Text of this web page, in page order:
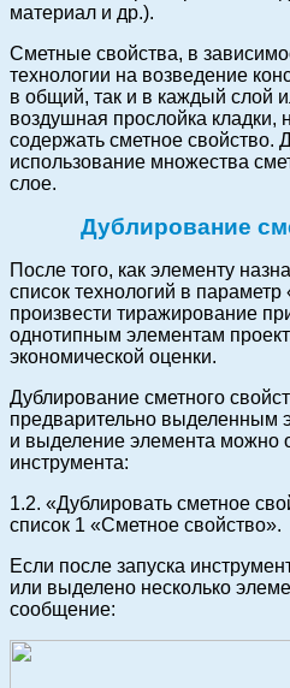
материал и др.).
Сметные свойства, в
технологии на возведение
в общий, так и в каждый слой
воздушная прослойка кладки,
содержать сметное свойство.
использование множества
слое.
Дублирование
После того, как элементу
список технологий в
произвести тиражирование
однотипным элементам
экономической оценки.
Дублирование сметного
предварительно выделенным
и выделение элемента можно
инструмента:
1.2. «Дублировать сметное
список 1 «Сметное свойство».
Если после запуска
или выделено несколько
сообщение: